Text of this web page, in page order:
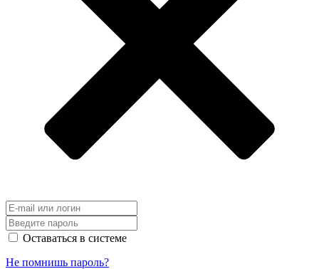
Оставаться в системе
Не помнишь пароль?